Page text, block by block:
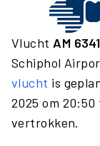
Vlucht AM 6341
Schiphol
vlucht is
2025 om
vertrokken.